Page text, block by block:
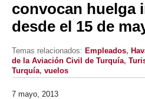
convocan huelga
desde el 15 de
Temas relacionados: Empleados,
de la Aviación Civil de Turquía,
Turquía, vuelos
7 mayo, 2013